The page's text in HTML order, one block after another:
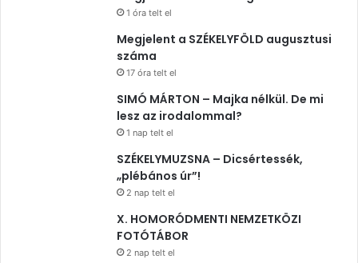
1 óra telt el
Megjelent a SZÉKELYFÖLD augusztusi
száma
17 óra telt el
SIMÓ MÁRTON – Majka nélkül. De mi
lesz az irodalommal?
1 nap telt el
SZÉKELYMUZSNA – Dicsértessék,
„plébános úr”!
2 nap telt el
X. HOMORÓDMENTI NEMZETKÖZI
FOTÓTÁBOR
2 nap telt el